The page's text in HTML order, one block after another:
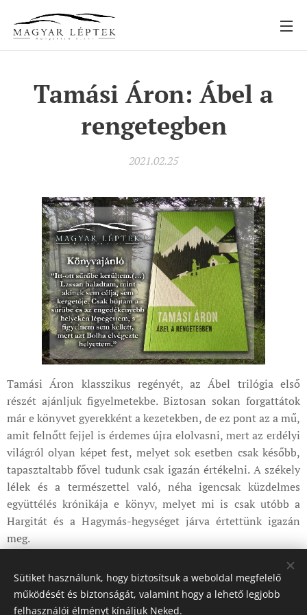
Tamási Áron: Ábel a
rengetegben
2021.02.25
Tamási Áron klasszikus regényét, az Ábel trilógia első
részét ajánljuk figyelmetekbe. Biztosan sokan forgattátok
már e könyvet gyerekként a kezetekben, de ez pont az a mű,
amit felnőtt fejjel is érdemes újra elolvasni, mert az erdélyi
világról olyan képet fest, melyet sok esetben csak később,
tapasztaltabb fővel tudunk csak igazán értékelni. A székely
lélek és a természettel való, néha igencsak küzdelmes
együttélés krónikája e könyv, melyet mi is csak utóbb a
Hargitát és a Hagymás-hegységet járva értettünk igazán
meg.
Share
Sütiket használunk, hogy biztosítsuk a weboldal megfelelő
működését és biztonságát, valamint hogy a lehető legjobb
felhasználói élményt kínáljuk Neked.